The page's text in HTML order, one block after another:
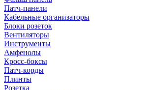
Патч-панели
Кабельные организаторы
Блоки розеток
Вентиляторы
Инструменты
Амфенолы
Кросс-боксы
Патч-корды
Плинты
Розетка